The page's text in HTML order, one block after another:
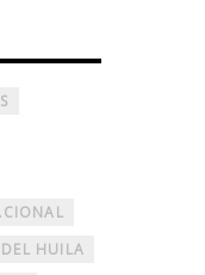
HUILA